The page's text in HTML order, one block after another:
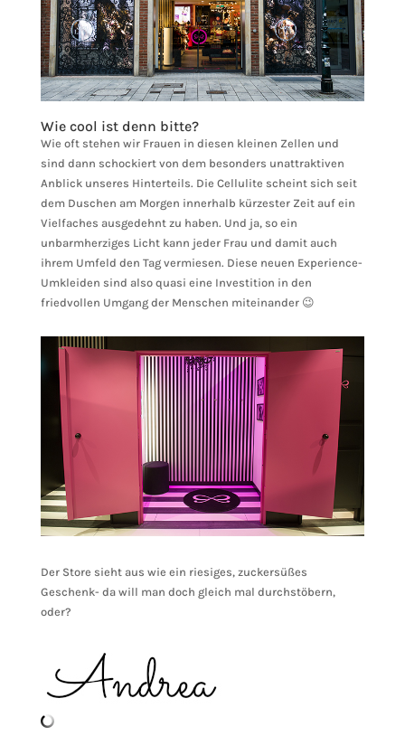
Wie cool ist denn bitte?
Wie oft stehen wir Frauen in diesen kleinen Zellen und
sind dann schockiert von dem besonders unattraktiven
Anblick unseres Hinterteils. Die Cellulite scheint sich seit
dem Duschen am Morgen innerhalb kürzester Zeit auf ein
Vielfaches ausgedehnt zu haben. Und ja, so ein
unbarmherziges Licht kann jeder Frau und damit auch
ihrem Umfeld den Tag vermiesen. Diese neuen Experience-
Umkleiden sind also quasi eine Investition in den
friedvollen Umgang der Menschen miteinander 😉
Der Store sieht aus wie ein riesiges, zuckersüßes
Geschenk- da will man doch gleich mal durchstöbern,
oder?